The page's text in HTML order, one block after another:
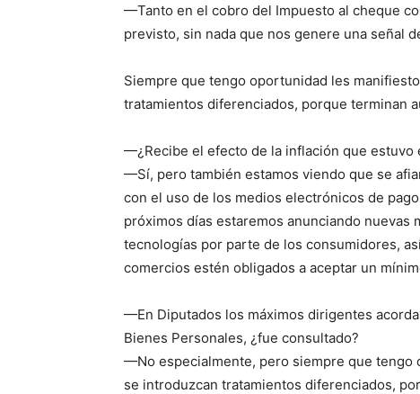
—Tanto en el cobro del Impuesto al cheque
previsto, sin nada que nos genere una señal
Siempre que tengo oportunidad les
tratamientos diferenciados, porque terminan
—¿Recibe el efecto de la inflación que estuvo
—Sí, pero también estamos viendo que se
con el uso de los medios electrónicos de
próximos días estaremos anunciando nuevas
tecnologías por parte de los consumidores,
comercios estén obligados a aceptar un
—En Diputados los máximos dirigentes
Bienes Personales, ¿fue consultado?
—No especialmente, pero siempre que tengo
se introduzcan tratamientos diferenciados,